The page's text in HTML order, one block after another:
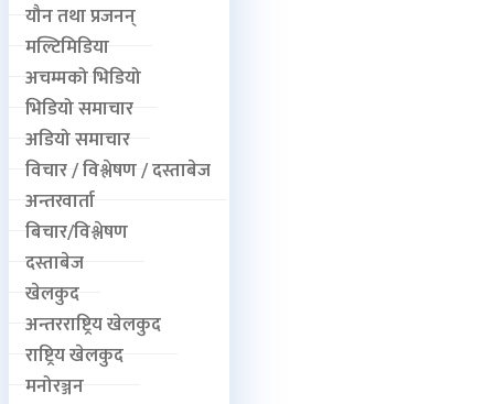
यौन तथा प्रजनन्
मल्टिमिडिया
अचम्मको भिडियो
भिडियो समाचार
अडियो समाचार
विचार / विश्लेषण / दस्ताबेज
अन्तरवार्ता
बिचार/विश्लेषण
दस्ताबेज
खेलकुद
अन्तरराष्ट्रिय खेलकुद
राष्ट्रिय खेलकुद
मनोरञ्जन